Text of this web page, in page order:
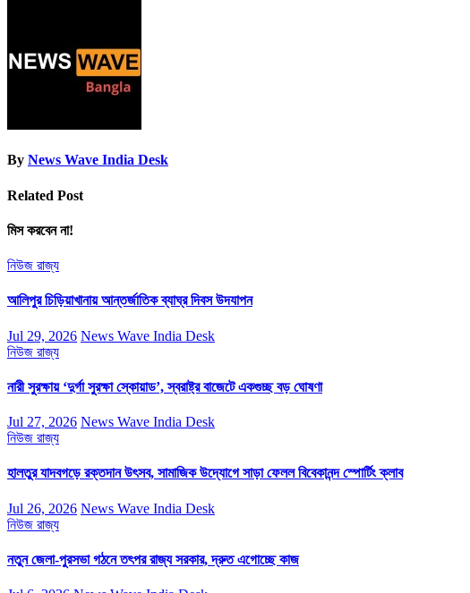
By News Wave India Desk
Related Post
মিস করবেন না!
নিউজ রাজ্য
আলিপুর চিড়িয়াখানায় আন্তর্জাতিক ব্যাঘ্র দিবস উদযাপন
Jul 29, 2026 News Wave India Desk
নিউজ রাজ্য
নারী সুরক্ষায় ‘দুর্গা সুরক্ষা স্কোয়াড’, স্বরাষ্ট্র বাজেটে একগুচ্ছ বড় ঘোষণা
Jul 27, 2026 News Wave India Desk
নিউজ রাজ্য
হালতুর যাদবগড়ে রক্তদান উৎসব, সামাজিক উদ্যোগে সাড়া ফেলল বিবেকানন্দ স্পোর্টিং ক্লাব
Jul 26, 2026 News Wave India Desk
নিউজ রাজ্য
নতুন জেলা-পুরসভা গঠনে তৎপর রাজ্য সরকার, দ্রুত এগোচ্ছে কাজ